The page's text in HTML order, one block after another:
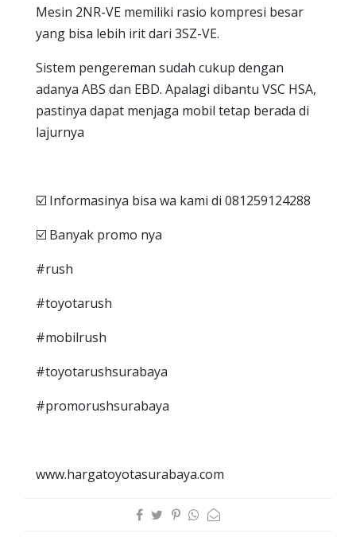
Mesin 2NR-VE memiliki rasio kompresi besar
yang bisa lebih irit dari 3SZ-VE.
Sistem pengereman sudah cukup dengan
adanya ABS dan EBD. Apalagi dibantu VSC HSA,
pastinya dapat menjaga mobil tetap berada di
lajurnya
☑️ Informasinya bisa wa kami di 081259124288
☑️ Banyak promo nya
#rush
#toyotarush
#mobilrush
#toyotarushsurabaya
#promorushsurabaya
www.hargatoyotasurabaya.com